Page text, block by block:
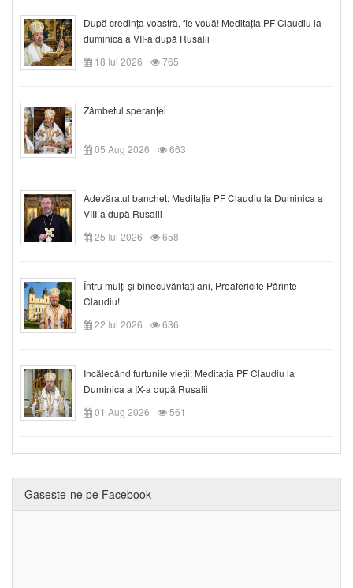
După credinţa voastră, fie vouă! Meditația PF Claudiu la
duminica a VII-a după Rusalii
18 Iul 2026
765
Zâmbetul speranței
05 Aug 2026 663
Adevăratul banchet: Meditația PF Claudiu la Duminica a
VIII-a după Rusalii
25 Iul 2026
658
Întru mulți și binecuvântați ani, Preafericite Părinte
Claudiu!
22 Iul 2026
636
Încălecând furtunile vieții: Meditația PF Claudiu la
Duminica a IX-a după Rusalii
01 Aug 2026
561
Gaseste-ne pe Facebook